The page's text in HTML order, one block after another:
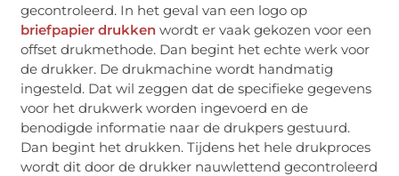
gecontroleerd. In het geval van een logo op
briefpapier drukken wordt er vaak gekozen voor een
offset drukmethode. Dan begint het echte werk voor
de drukker. De drukmachine wordt handmatig
ingesteld. Dat wil zeggen dat de specifieke gegevens
voor het drukwerk worden ingevoerd en de
benodigde informatie naar de drukpers gestuurd.
Dan begint het drukken. Tijdens het hele drukproces
wordt dit door de drukker nauwlettend gecontroleerd